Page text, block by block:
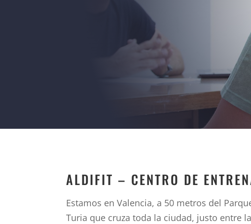
ALDIFIT – CENTRO DE
Estamos en Valencia, a 50 metros del
Turia que cruza toda la ciudad, justo entre